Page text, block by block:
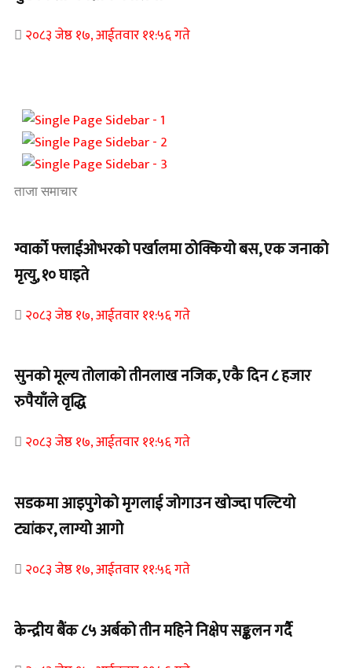
२०८३ जेष्ठ १७, आईतवार ११:५६ गते
ताजा समाचार
ग्वार्को फ्लाईओभरको पर्खालमा ठोक्कियो बस, एक जनाको
मृत्यु, १० घाइते
२०८३ जेष्ठ १७, आईतवार ११:५६ गते
सुनको मूल्य तोलाको तीनलाख नजिक, एकै दिन ८ हजार
रुपैयाँले वृद्धि
२०८३ जेष्ठ १७, आईतवार ११:५६ गते
सडकमा आइपुगेको मृगलाई जोगाउन खोज्दा पल्टियो
ट्यांकर, लाग्यो आगो
२०८३ जेष्ठ १७, आईतवार ११:५६ गते
केन्द्रीय बैंक ८५ अर्बको तीन महिने निक्षेप सङ्कलन गर्दै